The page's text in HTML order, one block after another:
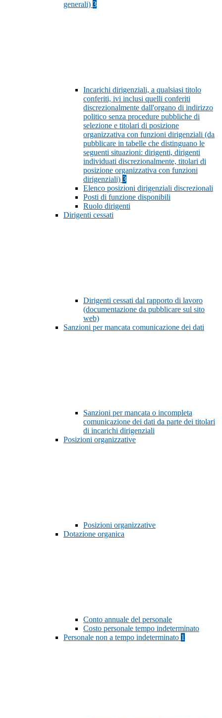
generali) 3
Incarichi dirigenziali, a qualsiasi titolo
conferiti, ivi inclusi quelli conferiti
discrezionalmente dall'organo di indirizzo
politico senza procedure pubbliche di
selezione e titolari di posizione
organizzativa con funzioni dirigenziali (da
pubblicare in tabelle che distinguano le
seguenti situazioni: dirigenti, dirigenti
individuati discrezionalmente, titolari di
posizione organizzativa con funzioni
dirigenziali) 3
Elenco posizioni dirigenziali discrezionali
Posti di funzione disponibili
Ruolo dirigenti
Dirigenti cessati
Dirigenti cessati dal rapporto di lavoro
(documentazione da pubblicare sul sito
web)
Sanzioni per mancata comunicazione dei dati
Sanzioni per mancata o incompleta
comunicazione dei dati da parte dei titolari
di incarichi dirigenziali
Posizioni organizzative
Posizioni organizzative
Dotazione organica
Conto annuale del personale
Costo personale tempo indeterminato
Personale non a tempo indeterminato 1